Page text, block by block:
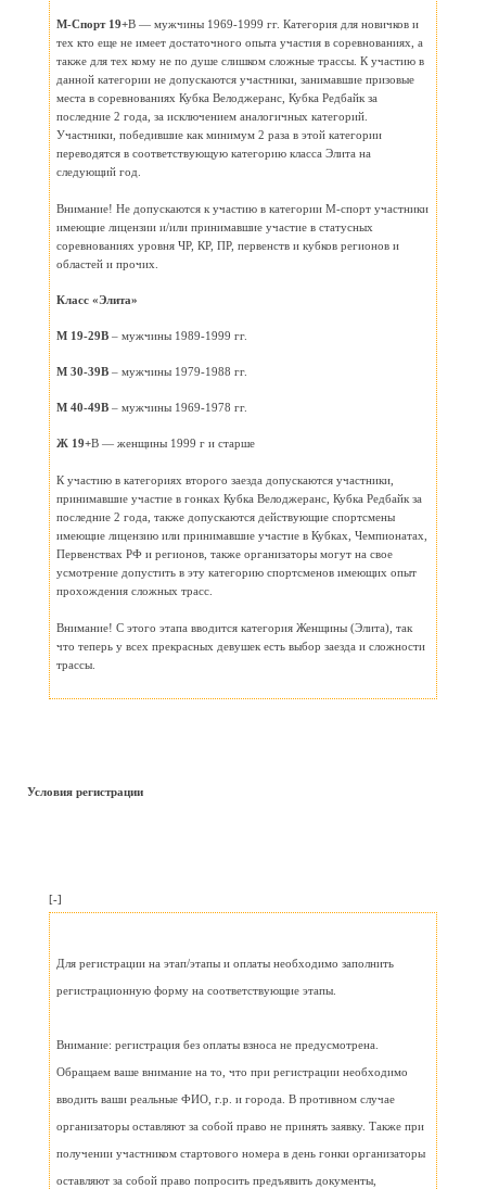
М-Спорт 19+В — мужчины 1969-1999 гг. Категория для новичков и
тех кто еще не имеет достаточного опыта участия в соревнованиях, а
также для тех кому не по душе слишком сложные трассы. К участию в
данной категории не допускаются участники, занимавшие призовые
места в соревнованиях Кубка Велоджеранс, Кубка Редбайк за
последние 2 года, за исключением аналогичных категорий.
Участники, победившие как минимум 2 раза в этой категории
переводятся в соответствующую категорию класса Элита на
следующий год.
Внимание! Не допускаются к участию в категории М-спорт участники
имеющие лицензии и/или принимавшие участие в статусных
соревнованиях уровня ЧР, КР, ПР, первенств и кубков регионов и
областей и прочих.
Класс «Элита»
М 19-29В – мужчины 1989-1999 гг.
М 30-39В – мужчины 1979-1988 гг.
М 40-49В – мужчины 1969-1978 гг.
Ж 19+В — женщины 1999 г и старше
К участию в категориях второго заезда допускаются участники,
принимавшие участие в гонках Кубка Велоджеранс, Кубка Редбайк за
последние 2 года, также допускаются дейcтвующие спортсмены
имеющие лицензию или принимавшие участие в Кубках, Чемпионатах,
Первенствах РФ и регионов, также организаторы могут на свое
усмотрение допустить в эту категорию спортсменов имеющих опыт
прохождения сложных трасс.
Внимание! С этого этапа вводится категория Женщины (Элита), так
что теперь у всех прекрасных девушек есть выбор заезда и сложности
трассы.
Условия регистрации
[-]
Для регистрации на этап/этапы и оплаты необходимо заполнить
регистрационную форму на соответствующие этапы.
Внимание: регистрация без оплаты взноса не предусмотрена.
Обращаем ваше внимание на то, что при регистрации необходимо
вводить ваши реальные ФИО, г.р. и города. В противном случае
организаторы оставляют за собой право не принять заявку. Также при
получении участником стартового номера в день гонки организаторы
оставляют за собой право попросить предъявить документы,